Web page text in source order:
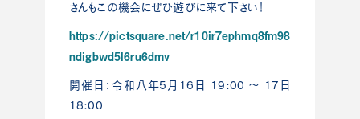
さんもこの機会にぜひ遊びに来て下さい！
https://pictsquare.net/r10ir7ephmq8fm98
ndigbwd5l6ru6dmv
開催日：令和八年5月16日 19:00 〜 17日
18:00